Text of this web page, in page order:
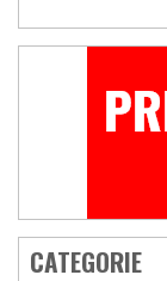
CATEGORIE